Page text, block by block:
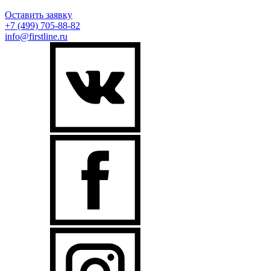
Оставить заявку
+7 (499) 705-88-82
info@firstline.ru